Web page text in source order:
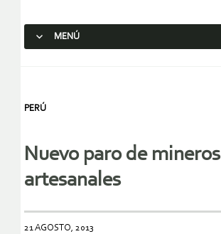
MENÚ
PERÚ
Nuevo paro de mineros
artesanales
21 AGOSTO, 2013